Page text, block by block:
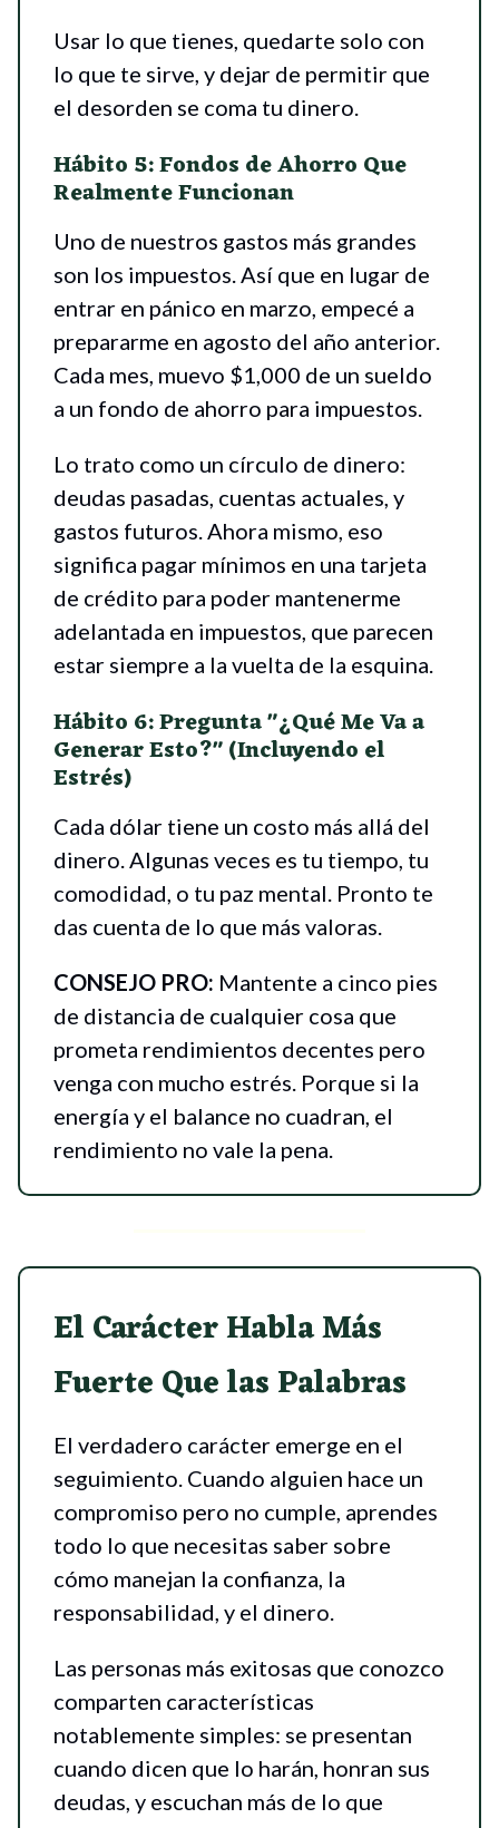
Usar lo que tienes, quedarte solo con
lo que te sirve, y dejar de permitir que
el desorden se coma tu dinero.
Hábito 5: Fondos de Ahorro Que
Realmente Funcionan
Uno de nuestros gastos más grandes
son los impuestos. Así que en lugar de
entrar en pánico en marzo, empecé a
prepararme en agosto del año anterior.
Cada mes, muevo $1,000 de un sueldo
a un fondo de ahorro para impuestos.
Lo trato como un círculo de dinero:
deudas pasadas, cuentas actuales, y
gastos futuros. Ahora mismo, eso
significa pagar mínimos en una tarjeta
de crédito para poder mantenerme
adelantada en impuestos, que parecen
estar siempre a la vuelta de la esquina.
Hábito 6: Pregunta "¿Qué Me Va a
Generar Esto?" (Incluyendo el
Estrés)
Cada dólar tiene un costo más allá del
dinero. Algunas veces es tu tiempo, tu
comodidad, o tu paz mental. Pronto te
das cuenta de lo que más valoras.
CONSEJO PRO: Mantente a cinco pies
de distancia de cualquier cosa que
prometa rendimientos decentes pero
venga con mucho estrés. Porque si la
energía y el balance no cuadran, el
rendimiento no vale la pena.
El Carácter Habla Más
Fuerte Que las Palabras
El verdadero carácter emerge en el
seguimiento. Cuando alguien hace un
compromiso pero no cumple, aprendes
todo lo que necesitas saber sobre
cómo manejan la confianza, la
responsabilidad, y el dinero.
Las personas más exitosas que conozco
comparten características
notablemente simples: se presentan
cuando dicen que lo harán, honran sus
deudas, y escuchan más de lo que